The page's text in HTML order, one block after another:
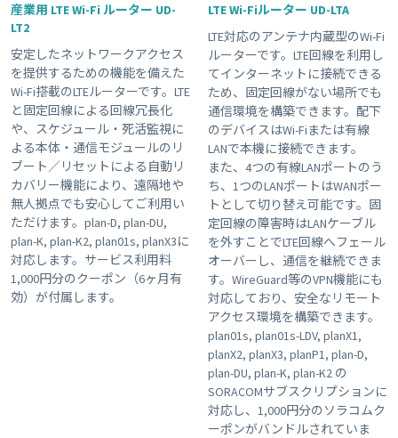
産業用 LTE Wi-Fi ルーター UD-
LT2
安定したネットワークアクセス
を提供するための機能を備えた
Wi-Fi搭載のLTEルーターです。LTE
と固定回線による回線冗長化
や、スケジュール・死活監視に
よる本体・通信モジュールのリ
ブート／リセットによる自動リ
カバリー機能により、遠隔地や
無人拠点でも安心してご利用い
ただけます。plan-D, plan-DU,
plan-K, plan-K2, plan01s, planX3に
対応します。サービス利用料
1,000円分のクーポン（6ヶ月有
効）が付属します。
LTE Wi-Fiルーター UD-LTA
LTE対応のアンテナ内蔵型のWi-Fi
ルーターです。LTE回線を利用し
てインターネットに接続できる
ため、固定回線がない場所でも
通信環境を構築できます。配下
のデバイスはWi-Fiまたは有線
LANで本機に接続できます。
また、4つの有線LANポートのう
ち、1つのLANポートはWANポー
トとして切り替え可能です。固
定回線の障害時はLANケーブル
を外すことでLTE回線へフェール
オーバーし、通信を継続できま
す。WireGuard等のVPN機能にも
対応しており、安全なリモート
アクセス環境を構築できます。
plan01s, plan01s-LDV, planX1,
planX2, planX3, planP1, plan-D,
plan-DU, plan-K, plan-K2 の
SORACOMサブスクリプションに
対応し、1,000円分のソラコムク
ーポンがバンドルされていま